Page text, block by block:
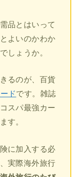
品とはいって
よいのかわか
しょうか。
るのが、百貨
ドです。雑誌
スパ最強カー
す。
に加入する必
実際海外旅行